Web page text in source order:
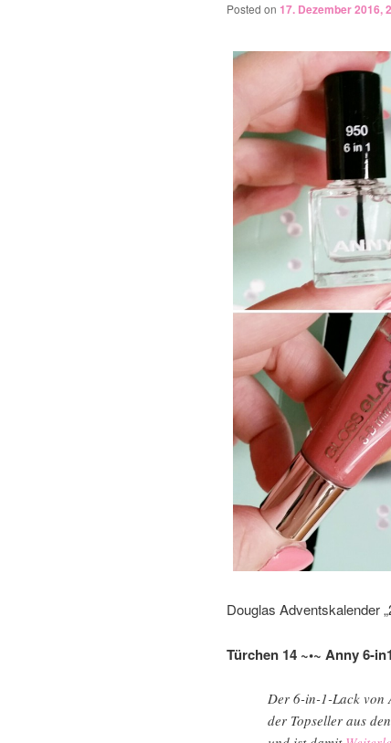
Posted on 17. Dezember 2016,
Douglas Adventskalender
Türchen 14 ~•~ Anny 6-
Der 6-in-1-Lack von
der Topseller aus